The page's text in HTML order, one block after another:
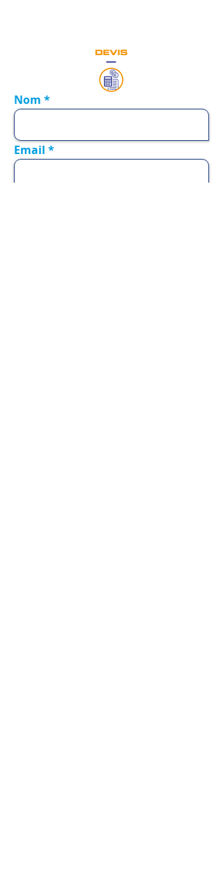
Nom
Email